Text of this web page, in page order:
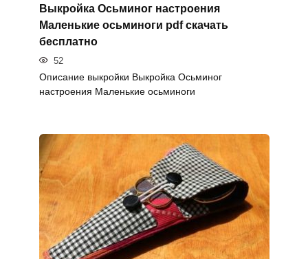
Выкройка Осьминог настроения
Маленькие осьминоги pdf скачать
бесплатно
52
Описание выкройки Выкройка Осьминог
настроения Маленькие осьминоги